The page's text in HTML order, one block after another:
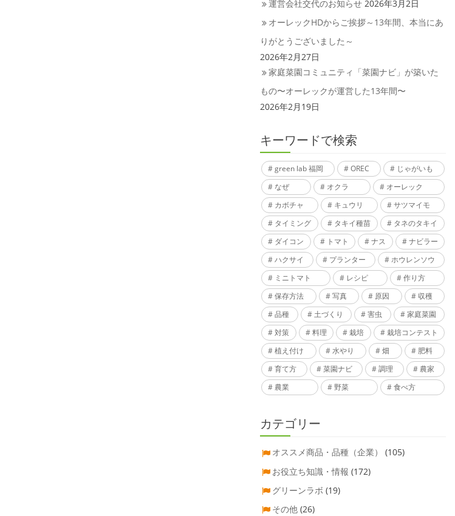
運営会社交代のお知らせ 2026年3月2日
オーレックHDからご挨拶～13年間、本当にあ
りがとうございました～
2026年2月27日
家庭菜園コミュニティ「菜園ナビ」が築いた
もの〜オーレックが運営した13年間〜
2026年2月19日
キーワードで検索
green lab 福岡 OREC
じゃがいも
なぜ
オクラ
オーレック
カボチャ
キュウリ
サツマイモ
タイミング
タキイ種苗
タネのタキイ
ダイコン
トマト ナス
ナビラー
ハクサイ
プランター
ホウレンソウ
ミニトマト
レシピ
作り方
保存方法
写真 原因
収穫
品種
土づくり 害虫
家庭菜園
対策
料理 栽培
栽培コンテスト
植え付け
水やり 畑
肥料
育て方
菜園ナビ 調理
農家
農業
野菜 食べ方
カテゴリー
オススメ商品・品種（企業）
(105)
お役立ち知識・情報 (172)
グリーンラボ (19)
その他 (26)